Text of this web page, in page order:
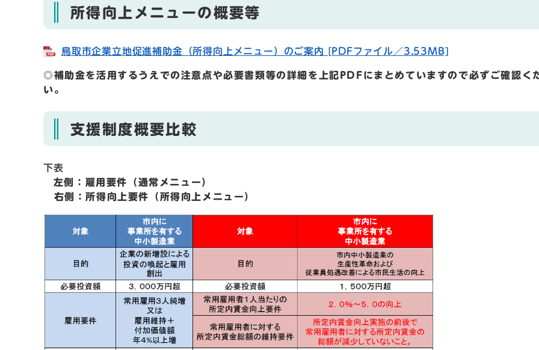
所得向上メニューの概要等
鳥取市企業立地促進補助金（所得向上メニュー）のご案内 [PDFファイル／3.53MB]
◎補助金を活用するうえでの注意点や必要書類等の詳細を上記PDFにまとめていますので必ずご確認く
い。
支援制度概要比較
下表
左側：雇用要件（通常メニュー）
右側：所得向上要件（所得向上メニュー）